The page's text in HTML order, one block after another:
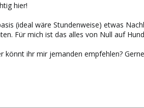
hier!
(ideal wäre Stundenweise) etwas
Für mich ist das alles von Null auf
ihr mir jemanden empfehlen?